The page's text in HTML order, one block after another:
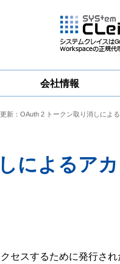
Google
会社情報
新：OAuth 2 トークン取り消しによ
によるアカ
セスするために発行され